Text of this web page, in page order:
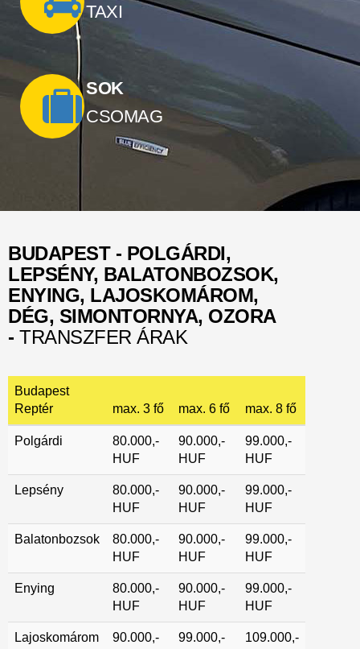
TAXI
SOK
CSOMAG
BUDAPEST - POLGÁRDI,
LEPSÉNY, BALATONBOZSOK,
ENYING, LAJOSKOMÁROM,
DÉG, SIMONTORNYA, OZORA
- TRANSZFER ÁRAK
Budapest
Reptér
max. 3 fő max. 6 fő max. 8 fő
Polgárdi
80.000,-
HUF
90.000,-
HUF
99.000,-
HUF
Lepsény
80.000,-
HUF
90.000,-
HUF
99.000,-
HUF
Balatonbozsok
80.000,-
HUF
90.000,-
HUF
99.000,-
HUF
Enying
80.000,-
HUF
90.000,-
HUF
99.000,-
HUF
Lajoskomárom
90.000,-
99.000,-
109.000,-